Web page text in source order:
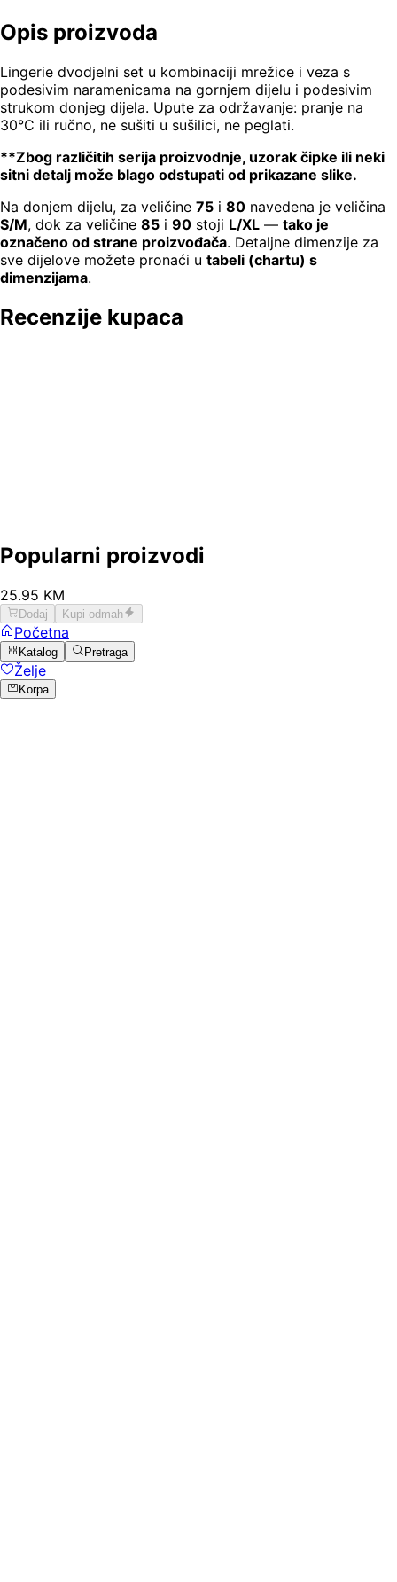
Opis proizvoda
Lingerie dvodjelni set u kombinaciji mrežice i veza s
podesivim naramenicama na gornjem dijelu i podesivim
strukom donjeg dijela. Upute za održavanje: pranje na
30°C ili ručno, ne sušiti u sušilici, ne peglati.
**Zbog različitih serija proizvodnje, uzorak čipke ili neki
sitni detalj može blago odstupati od prikazane slike.
Na donjem dijelu, za veličine 75 i 80 navedena je veličina
S/M, dok za veličine 85 i 90 stoji L/XL — tako je
označeno od strane proizvođača. Detaljne dimenzije za
sve dijelove možete pronaći u tabeli (chartu) s
dimenzijama.
Recenzije kupaca
Popularni proizvodi
25.95 KM
Dodaj Kupi odmah
Početna
Katalog Pretraga
Želje
Korpa